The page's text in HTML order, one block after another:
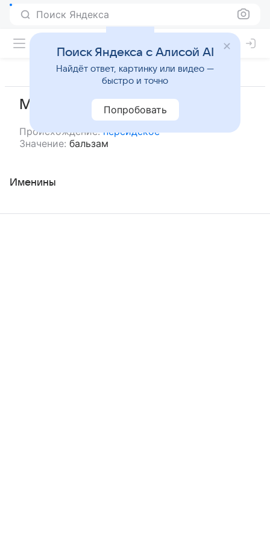
Поиск Яндекса
Мархам
Происхождение: персидское
Значение: бальзам
Именины
Поиск Яндекса с Алисой AI
Найдёт ответ, картинку или видео —
быстро и точно
Попробовать